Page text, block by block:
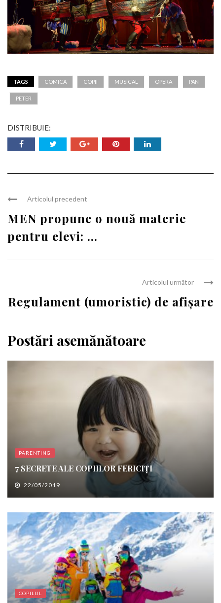
TAGS COMICA COPII MUSICAL OPERA PAN
PETER
DISTRIBUIE:
Articolul precedent
MEN propune o nouă materie
pentru elevi: ...
Articolul următor
Regulament (umoristic) de afişare
Postări asemănătoare
PARENTING
7 SECRETE ALE COPIILOR FERICIȚI
22/05/2019
COPILUL